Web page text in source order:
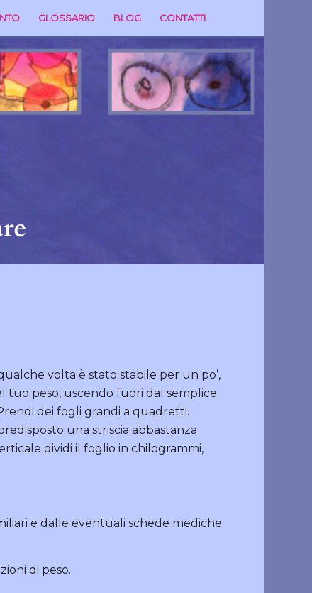
GLOSSARIO BLOG CONTATTI
volta è stato stabile per un po’,
tuo peso, uscendo fuori dal semplice
dei fogli grandi a quadretti.
una striscia abbastanza
dividi il foglio in chilogrammi,
e dalle eventuali schede mediche
di peso.